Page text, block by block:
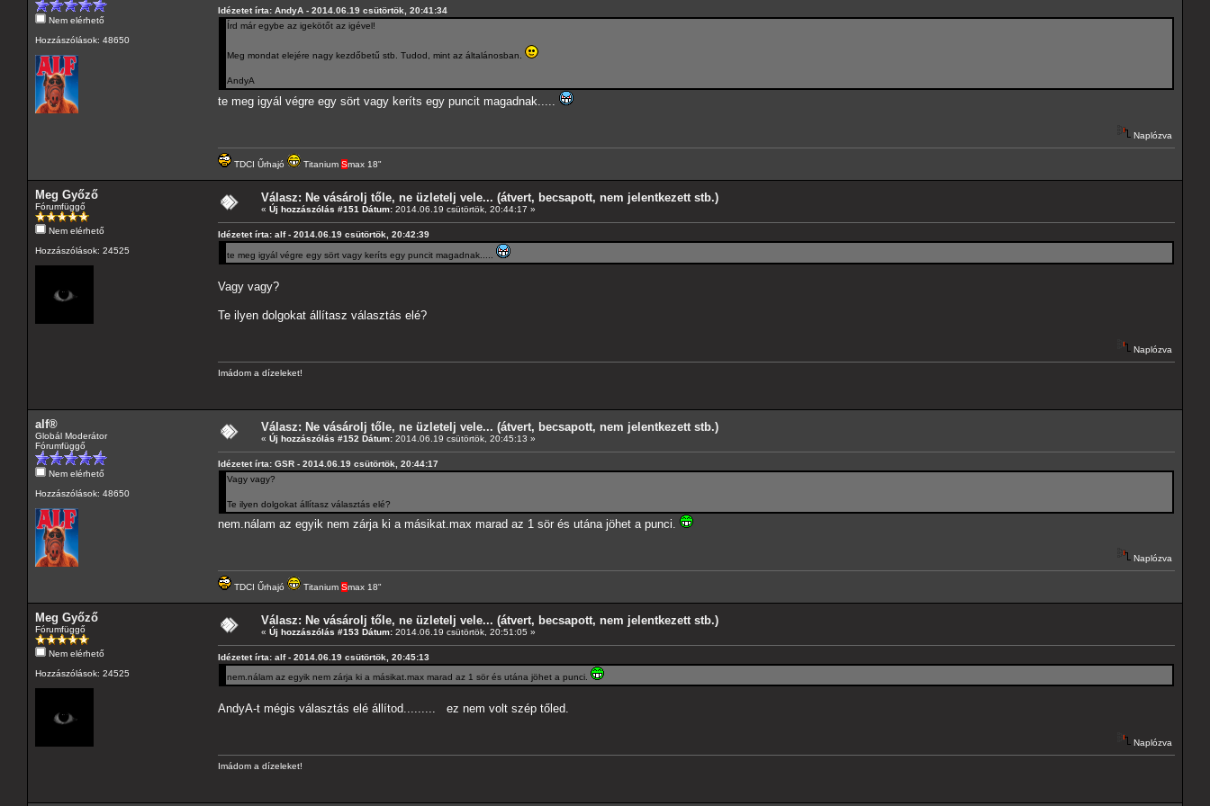
Nem elérhető
Hozzászólások: 48650
Idézetet írta: AndyA - 2014.06.19 csütörtök, 20:41:34
Írd már egybe az igekötőt az igével!
Meg mondat elejére nagy kezdőbetű stb. Tudod, mint az általánosban.
AndyA
te meg igyál végre egy sört vagy keríts egy puncit magadnak.....
Naplózva
TDCI Űrhajó Titanium Smax 18"
Meg Győző
Fórumfüggő
Nem elérhető
Hozzászólások: 24525
Válasz: Ne vásárolj tőle, ne üzletelj vele... (átvert, becsapott, nem jelentkezett stb.)
« Új hozzászólás #151 Dátum: 2014.06.19 csütörtök, 20:44:17 »
Idézetet írta: alf - 2014.06.19 csütörtök, 20:42:39
te meg igyál végre egy sört vagy keríts egy puncit magadnak.....
Vagy vagy?
Te ilyen dolgokat állítasz választás elé?
Naplózva
Imádom a dízeleket!
alf®
Globál Moderátor
Fórumfüggő
Nem elérhető
Hozzászólások: 48650
Válasz: Ne vásárolj tőle, ne üzletelj vele... (átvert, becsapott, nem jelentkezett stb.)
« Új hozzászólás #152 Dátum: 2014.06.19 csütörtök, 20:45:13 »
Idézetet írta: GSR - 2014.06.19 csütörtök, 20:44:17
Vagy vagy?
Te ilyen dolgokat állítasz választás elé?
nem.nálam az egyik nem zárja ki a másikat.max marad az 1 sör és utána jöhet a punci.
Naplózva
TDCI Űrhajó Titanium Smax 18"
Meg Győző
Fórumfüggő
Nem elérhető
Hozzászólások: 24525
Válasz: Ne vásárolj tőle, ne üzletelj vele... (átvert, becsapott, nem jelentkezett stb.)
« Új hozzászólás #153 Dátum: 2014.06.19 csütörtök, 20:51:05 »
Idézetet írta: alf - 2014.06.19 csütörtök, 20:45:13
nem.nálam az egyik nem zárja ki a másikat.max marad az 1 sör és utána jöhet a punci.
AndyA-t mégis választás elé állítod......... ez nem volt szép tőled.
Naplózva
Imádom a dízeleket!